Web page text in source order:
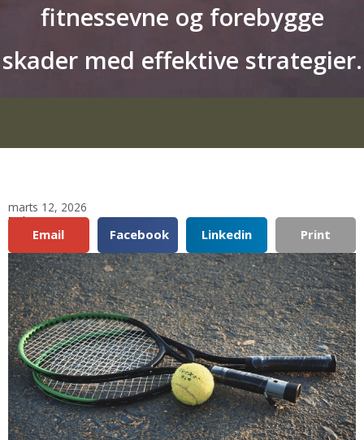
fitnessevne og forebygge
skader med effektive strategier.
marts 12, 2026
Del:
Email Facebook Linkedin Print